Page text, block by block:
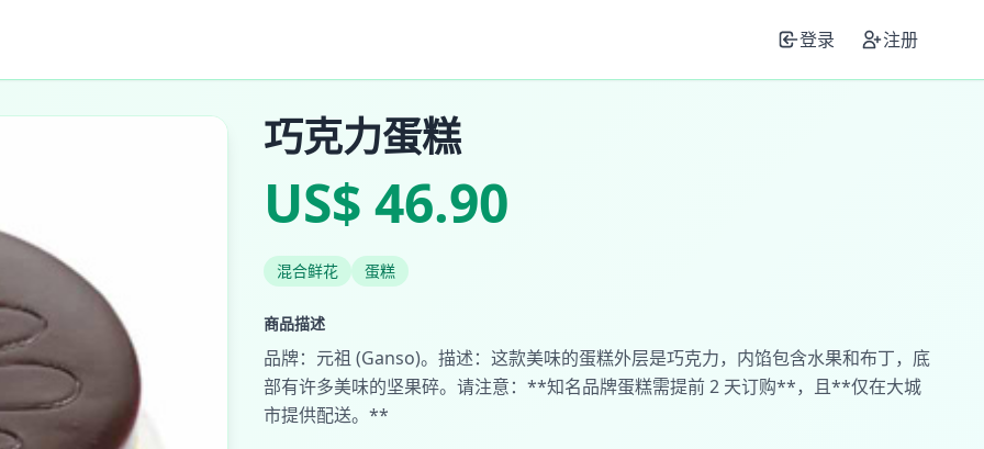
登录 注册
巧克力蛋糕
US$ 46.90
混合鲜花 蛋糕
商品描述
品牌：元祖 (Ganso)。描述：这款美味的蛋糕外层是巧克力，内馅包含水果和布丁，底
部有许多美味的坚果碎。请注意：**知名品牌蛋糕需提前 2 天订购**，且**仅在大城
市提供配送。**